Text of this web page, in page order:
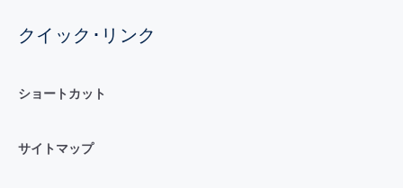
クイック･リンク
ショートカット
サイトマップ